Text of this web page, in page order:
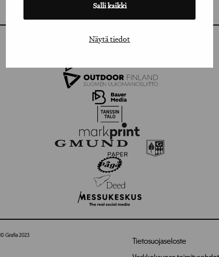
Salli kaikki
Näytä tiedot
FLICKR
© Grafia 2023
Tietosuojaseloste